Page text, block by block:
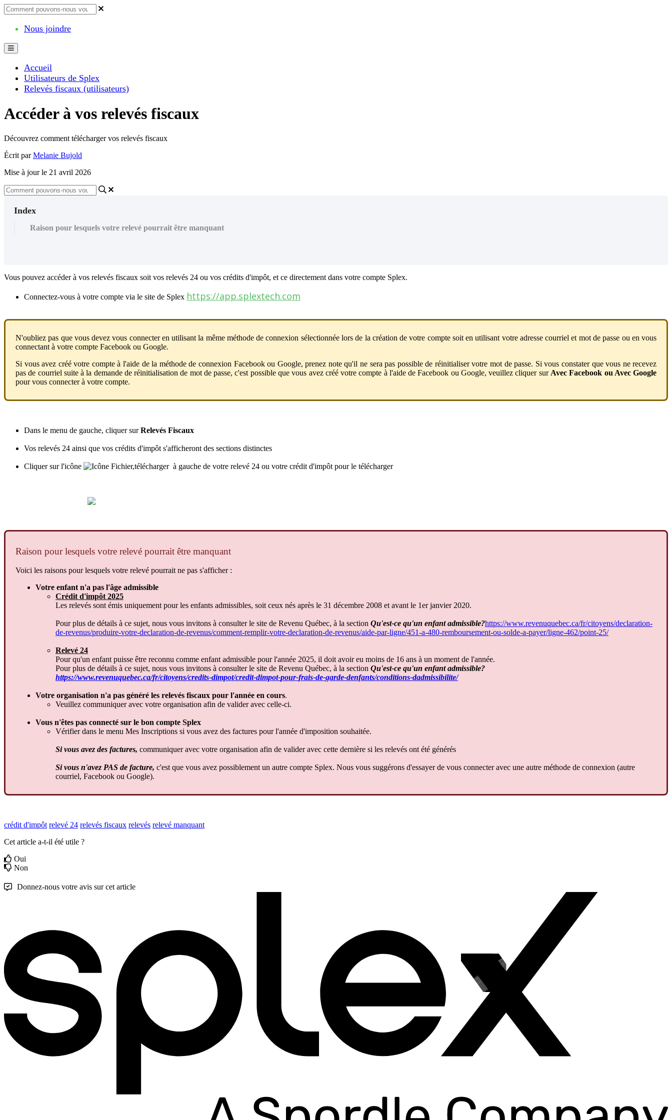
Nous joindre
Accueil
Utilisateurs de Splex
Relevés fiscaux (utilisateurs)
Accéder à vos relevés fiscaux
Découvrez comment télécharger vos relevés fiscaux
Écrit parMelanie Bujold
Mise à jour le 21 avril 2026
Index
Raison pour lesquels votre relevé pourrait être manquant
Vous pouvez accéder à vos relevés fiscaux soit vos relevés 24 ou vos crédits d'impôt, et ce directement dans votre compte Splex.
Connectez-vous à votre compte via le site de Splex https://app.splextech.com
N'oubliez pas que vous devez vous connecter en utilisant la même méthode de connexion sélectionnée lors de la création de votre compte soit en utilisant votre adresse courriel et mot de passe ou en vous
connectant à votre compte Facebook ou Google.
Si vous avez créé votre compte à l'aide de la méthode de connexion Facebook ou Google, prenez note qu'il ne sera pas possible de réinitialiser votre mot de passe. Si vous constater que vous ne recevez
pas de courriel suite à la demande de réinitialisation de mot de passe, c'est possible que vous avez créé votre compte à l'aide de Facebook ou Google, veuillez cliquer sur Avec Facebook ou Avec Google
pour vous connecter à votre compte.
Dans le menu de gauche, cliquer sur Relevés Fiscaux
Vos relevés 24 ainsi que vos crédits d'impôt s'afficheront des sections distinctes
Cliquer sur l'icône à gauche de votre relevé 24 ou votre crédit d'impôt pour le télécharger
Raison pour lesquels votre relevé pourrait être manquant
Voici les raisons pour lesquels votre relevé pourrait ne pas s'afficher :
Votre enfant n'a pas l'âge admissible
Crédit d'impôt 2025
Les relevés sont émis uniquement pour les enfants admissibles, soit ceux nés après le 31 décembre 2008 et avant le 1er janvier 2020.
Pour plus de détails à ce sujet, nous vous invitons à consulter le site de Revenu Québec, à la section Qu'est-ce qu'un enfant admissible?https://www.revenuquebec.ca/fr/citoyens/declaration-
de-revenus/produire-votre-declaration-de-revenus/comment-remplir-votre-declaration-de-revenus/aide-par-ligne/451-a-480-remboursement-ou-solde-a-payer/ligne-462/point-25/
Relevé 24
Pour qu'un enfant puisse être reconnu comme enfant admissible pour l'année 2025, il doit avoir eu moins de 16 ans à un moment de l'année.
Pour plus de détails à ce sujet, nous vous invitons à consulter le site de Revenu Québec, à la section Qu'est-ce qu'un enfant admissible?
https://www.revenuquebec.ca/fr/citoyens/credits-dimpot/credit-dimpot-pour-frais-de-garde-denfants/conditions-dadmissibilite/
Votre organisation n'a pas généré les relevés fiscaux pour l'année en cours.
Veuillez communiquer avec votre organisation afin de valider avec celle-ci.
Vous n'êtes pas connecté sur le bon compte Splex
Vérifier dans le menu Mes Inscriptions si vous avez des factures pour l'année d'imposition souhaitée.
Si vous avez des factures, communiquer avec votre organisation afin de valider avec cette dernière si les relevés ont été générés
Si vous n'avez PAS de facture, c'est que vous avez possiblement un autre compte Splex. Nous vous suggérons d'essayer de vous connecter avec une autre méthode de connexion (autre
courriel, Facebook ou Google).
crédit d'impôt relevé 24 relevés fiscaux relevés relevé manquant
Cet article a-t-il été utile ?
Oui
Non
Donnez-nous votre avis sur cet article